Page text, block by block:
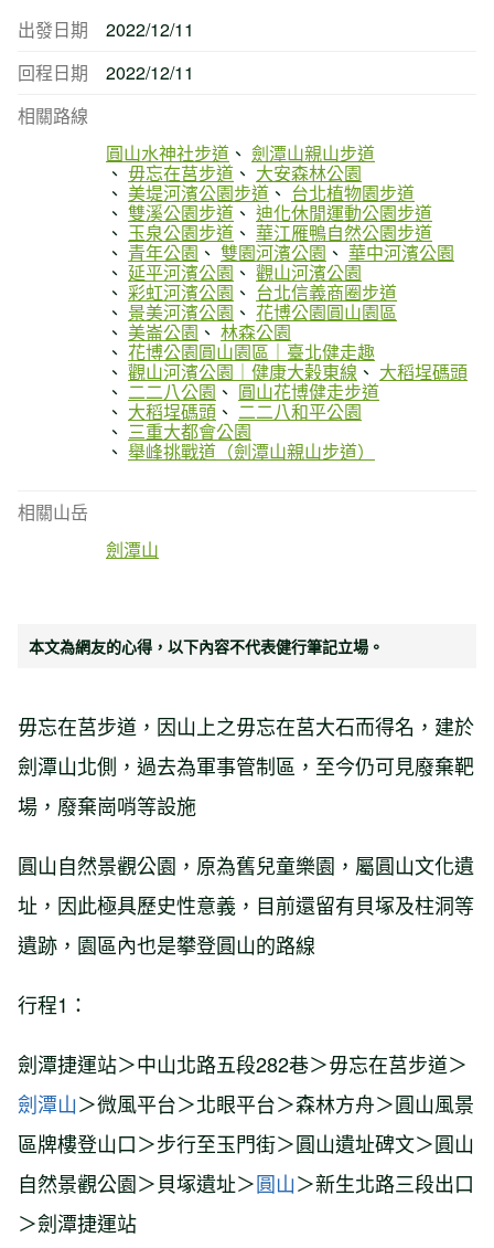
出發日期
2022/12/11
回程日期
2022/12/11
相關路線
圓山水神社步道
劍潭山親山步道
毋忘在莒步道 大安森林公園
美堤河濱公園步道 台北植物園步道
雙溪公園步道 迪化休閒運動公園步道
玉泉公園步道 華江雁鴨自然公園步道
青年公園 雙園河濱公園 華中河濱公園
延平河濱公園 觀山河濱公園
彩虹河濱公園 台北信義商圈步道
景美河濱公園 花博公園圓山園區
美崙公園 林森公園
花博公園圓山園區｜臺北健走趣
觀山河濱公園｜健康大榖東線 大稻埕碼頭
二二八公園 圓山花博健走步道
大稻埕碼頭 二二八和平公園
三重大都會公園
舉峰挑戰道（劍潭山親山步道）
相關山岳
劍潭山
本文為網友的心得，以下內容不代表健行筆記立場。
毋忘在莒步道，因山上之毋忘在莒大石而得名，建於
劍潭山北側，過去為軍事管制區，至今仍可見廢棄靶
場，廢棄崗哨等設施
圓山自然景觀公園，原為舊兒童樂園，屬圓山文化遺
址，因此極具歷史性意義，目前還留有貝塚及柱洞等
遺跡，園區內也是攀登圓山的路線
行程1：
劍潭捷運站＞中山北路五段282巷＞毋忘在莒步道＞
劍潭山＞微風平台＞北眼平台＞森林方舟＞圓山風景
區牌樓登山口＞步行至玉門街＞圓山遺址碑文＞圓山
自然景觀公園＞貝塚遺址＞圓山＞新生北路三段出口
＞劍潭捷運站